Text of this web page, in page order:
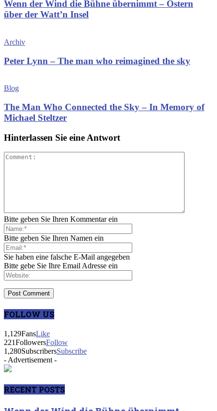
Wenn der Wind die Bühne übernimmt – Ostern
über der Watt’n Insel
Archiv
Peter Lynn – The man who reimagined the sky
Blog
The Man Who Connected the Sky – In Memory of
Michael Steltzer
Hinterlassen Sie eine Antwort
Bitte geben Sie Ihren Kommentar ein
Bitte geben Sie Ihren Namen ein
Sie haben eine falsche E-Mail angegeben
Bitte gebe Sie Ihre Email Adresse ein
FOLLOW US
1,129FansLike
221FollowersFollow
1,280SubscribersSubscribe
- Advertisement -
RECENT POSTS